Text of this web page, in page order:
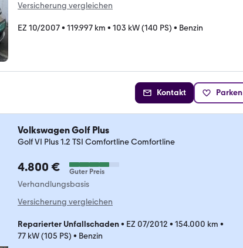
Versicherung vergleichen
EZ 10/2007• 119.997 km • 103 kW (140 PS) • Benzin
Kontakt Parken
Volkswagen Golf Plus
Golf VI Plus 1.2 TSI Comfortline Comfortline
4.800 € Guter Preis
Verhandlungsbasis
Versicherung vergleichen
Reparierter Unfallschaden• EZ 07/2012 • 154.000 km •
77 kW (105 PS) • Benzin